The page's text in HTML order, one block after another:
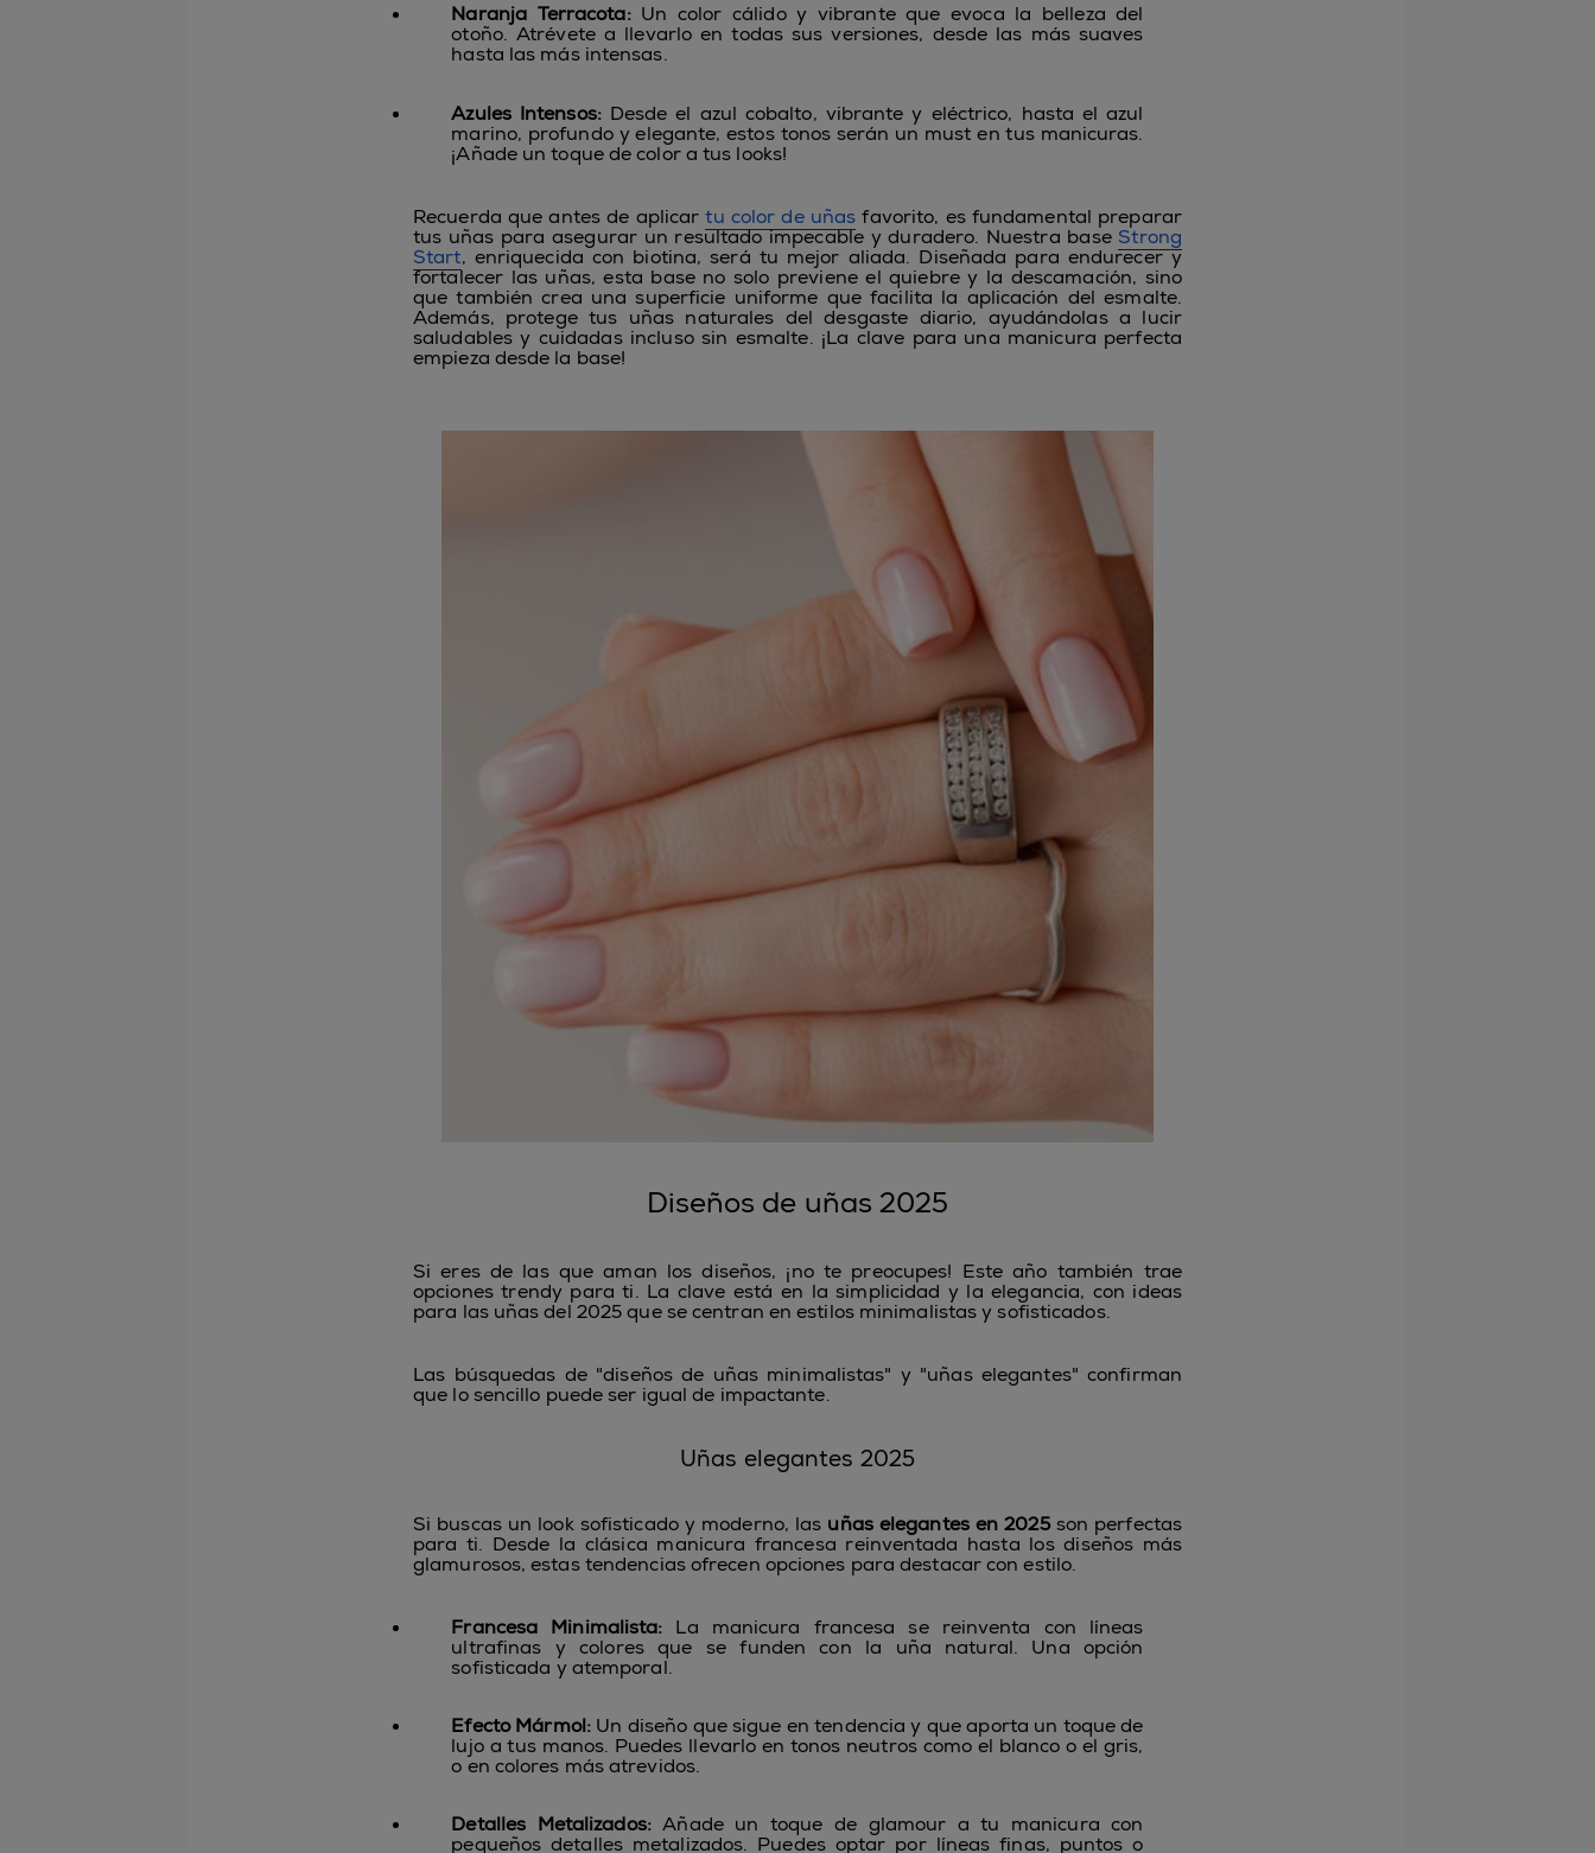
Naranja Terracota:Un color cálido y vibrante que evoca la belleza del
otoño. Atrévete a llevarlo en todas sus versiones, desde las más suaves
hasta las más intensas.
Azules Intensos:Desde el azul cobalto, vibrante y eléctrico, hasta el azul
marino, profundo y elegante, estos tonos serán un must en tus manicuras.
¡Añade un toque de color a tus looks!
Recuerda que antes de aplicartu color de uñas favorito, es fundamental preparar
tus uñas para asegurar un resultado impecable y duradero. Nuestra base Strong
Start, enriquecida con biotina, será tu mejor aliada. Diseñada para endurecer y
fortalecer las uñas, esta base no solo previene el quiebre y la descamación, sino
que también crea una superficie uniforme que facilita la aplicación del esmalte.
Además, protege tus uñas naturales del desgaste diario, ayudándolas a lucir
saludables y cuidadas incluso sin esmalte. ¡La clave para una manicura perfecta
empieza desde la base!
Diseños de uñas 2025
Si eres de las que aman los diseños, ¡no te preocupes! Este año también trae
opciones trendy para ti. La clave está en la simplicidad y la elegancia, con ideas
para las uñas del 2025 que se centran en estilos minimalistas y sofisticados.
Las búsquedas de "diseños de uñas minimalistas" y "uñas elegantes" confirman
que lo sencillo puede ser igual de impactante.
Uñas elegantes 2025
Si buscas un look sofisticado y moderno, las uñas elegantes en 2025son perfectas
para ti. Desde la clásica manicura francesa reinventada hasta los diseños más
glamurosos, estas tendencias ofrecen opciones para destacar con estilo.
Francesa Minimalista: La manicura francesa se reinventa con líneas
ultrafinas y colores que se funden con la uña natural. Una opción
sofisticada y atemporal.
Efecto Mármol:Un diseño que sigue en tendencia y que aporta un toque de
lujo a tus manos. Puedes llevarlo en tonos neutros como el blanco o el gris,
o en colores más atrevidos.
Detalles Metalizados:Añade un toque de glamour a tu manicura con
pequeños detalles metalizados. Puedes optar por líneas finas, puntos o